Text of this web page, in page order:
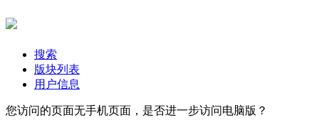
搜索
版块列表
用户信息
您访问的页面无手机页面，是否进一步访问电脑版？